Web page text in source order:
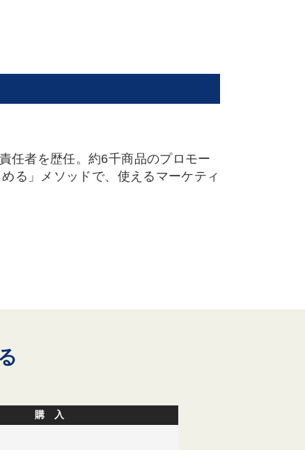
任者を歴任。約6千商品のプロモー
る」メソッドで、使えるマーケティ
購 入